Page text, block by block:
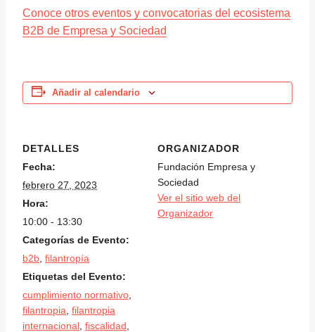
Conoce otros eventos y convocatorias del ecosistema
B2B de Empresa y Sociedad
Añadir al calendario
DETALLES
Fecha:
febrero 27, 2023
Hora:
10:00 - 13:30
Categorías de Evento:
b2b filantropía
Etiquetas del Evento:
cumplimiento normativo
filantropia filantropia
internacional fiscalidad
ORGANIZADOR
Fundación Empresa y
Sociedad
Ver el sitio web del
Organizador